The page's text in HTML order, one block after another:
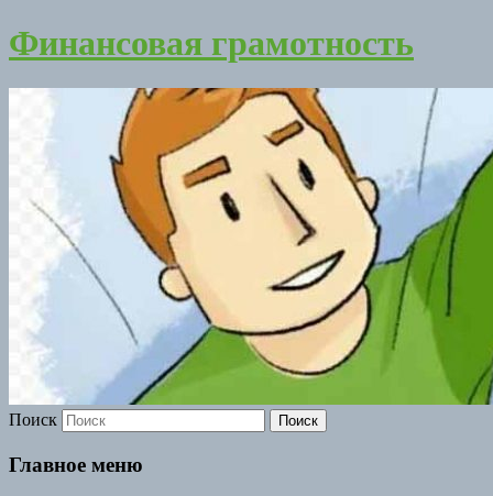
Финансовая грамотность
Поиск
Главное меню